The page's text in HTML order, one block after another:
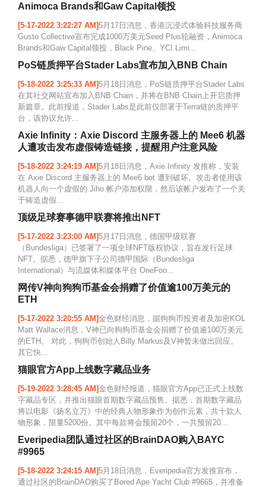
Animoca Brands和Gaw Capital领投
[5-17-2022 3:22:27 AM]5月17日消息，香港沉浸式体验科技服务商
Gusto Collective宣布完成1000万美元Seed Plus轮融资，Animoca
Brands和Gaw Capital领投，Black Pine、YCI Limi...
PoS链质押平台Stader Labs宣布加入BNB Chain
[5-18-2022 3:25:33 AM]5月18日消息，PoS链质押平台Stader Labs
在其社交网站宣布加入BNB Chain，并将在BNB Chain上开启质押
新篇章。此前报道，Stader Labs是此前仅部署于Terra链的质押平
台，该协议允许...
Axie Infinity：Axie Discord 主服务器上的 Mee6 机器
人遭攻击发布虚假铸造链接，提醒用户注意风险
[5-18-2022 3:24:19 AM]5月18日消息，Axie Infinity 发推称，安装
在 Axie Discord 主服务器上的 Mee6 bot 遭到破坏。攻击者使用该
机器人向一个虚假的 Jiho 帐户添加权限，然后该帐户发布了一个关
于铸造虚假...
顶级足球赛事德甲联赛将推出NFT
[5-17-2022 3:23:00 AM]5月17日消息，德国甲级联赛
（Bundesliga）已签署了一项全球NFT版权协议，旨在发行足球
NFT。据悉，德甲旗下子公司德甲国际（Bundesliga
International）与流媒体和媒体平台 OneFoo...
网传V神向狗狗币基金会捐赠了价值逾100万美元的
ETH
[5-17-2022 3:20:55 AM]金色财经消息，据狗狗币投资者及加密KOL
Matt Wallace消息，V神已向狗狗币基金会捐赠了价值逾100万美元
的ETH。 对此，狗狗币创始人Billy Markus及V神暂未做出回应。
其它快...
猫眼官方App上线数字藏品业务
[5-19-2022 3:28:45 AM]金色财经报道，猫眼官方App已正式上线数
字藏品专区，并推出猫眼首期数字藏品预售。据悉，首期数字藏品
将以电影《扬名立万》中的经典人物形象作为创作元素，共十款人
物形象，限量5200份。其中每款将会预留20个，一共预留20...
Everipedia团队通过社区的BrainDAO购入BAYC
#9965
[5-18-2022 3:24:15 AM]5月18日消息，Everipedia官方发推宣布，
通过社区的BrainDAO购买了Bored Ape Yacht Club #9665，并准备